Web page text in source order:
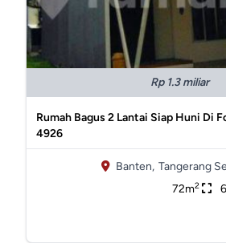
Rp 1.3 miliar
Rumah Bagus 2 Lantai Siap Huni Di
4926
Banten, Tangerang
72m2